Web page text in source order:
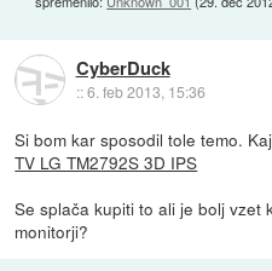
CyberDuck
::6. feb 2013, 15:36
Si bom kar sposodil tole temo.
TV LG TM2792S 3D IPS
Se splača kupiti to ali je bolj vzet
monitorji?